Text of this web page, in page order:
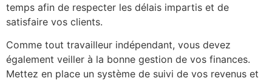
temps afin de respecter les délais impartis et de
satisfaire vos clients.
Comme tout travailleur indépendant, vous devez
également veiller à la bonne gestion de vos finances.
Mettez en place un système de suivi de vos revenus et